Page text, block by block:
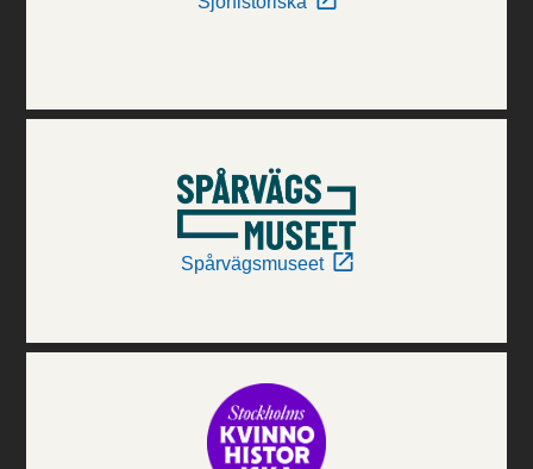
Spårvägsmuseet